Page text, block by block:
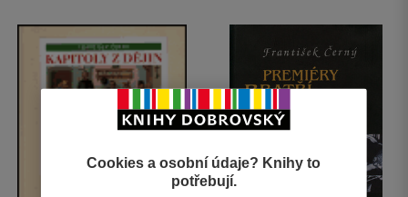
Cookies a osobní údaje? Knihy to
potřebují.